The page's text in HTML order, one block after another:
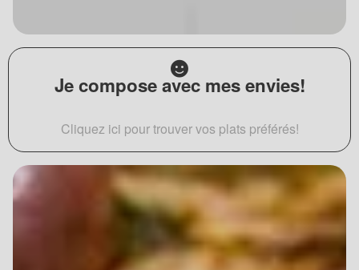
Je compose avec mes envies!
Cliquez ici pour trouver vos plats préférés!